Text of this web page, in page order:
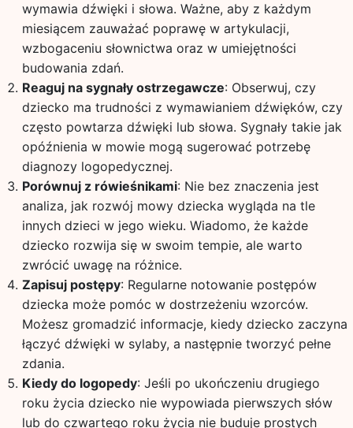
wymawia dźwięki i słowa. Ważne, aby z każdym
miesiącem zauważać poprawę w artykulacji,
wzbogaceniu słownictwa oraz w umiejętności
budowania zdań.
Reaguj na sygnały ostrzegawcze: Obserwuj, czy
dziecko ma trudności z wymawianiem dźwięków, czy
często powtarza dźwięki lub słowa. Sygnały takie jak
opóźnienia w mowie mogą sugerować potrzebę
diagnozy logopedycznej.
Porównuj z rówieśnikami: Nie bez znaczenia jest
analiza, jak rozwój mowy dziecka wygląda na tle
innych dzieci w jego wieku. Wiadomo, że każde
dziecko rozwija się w swoim tempie, ale warto
zwrócić uwagę na różnice.
Zapisuj postępy: Regularne notowanie postępów
dziecka może pomóc w dostrzeżeniu wzorców.
Możesz gromadzić informacje, kiedy dziecko zaczyna
łączyć dźwięki w sylaby, a następnie tworzyć pełne
zdania.
Kiedy do logopedy: Jeśli po ukończeniu drugiego
roku życia dziecko nie wypowiada pierwszych słów
lub do czwartego roku życia nie buduje prostych